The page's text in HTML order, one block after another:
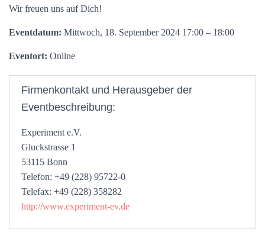
Wir freuen uns auf Dich!
Eventdatum: Mittwoch, 18. September 2024 17:00 – 18:00
Eventort: Online
Firmenkontakt und Herausgeber der
Eventbeschreibung:
Experiment e.V.
Gluckstrasse 1
53115 Bonn
Telefon: +49 (228) 95722-0
Telefax: +49 (228) 358282
http://www.experiment-ev.de